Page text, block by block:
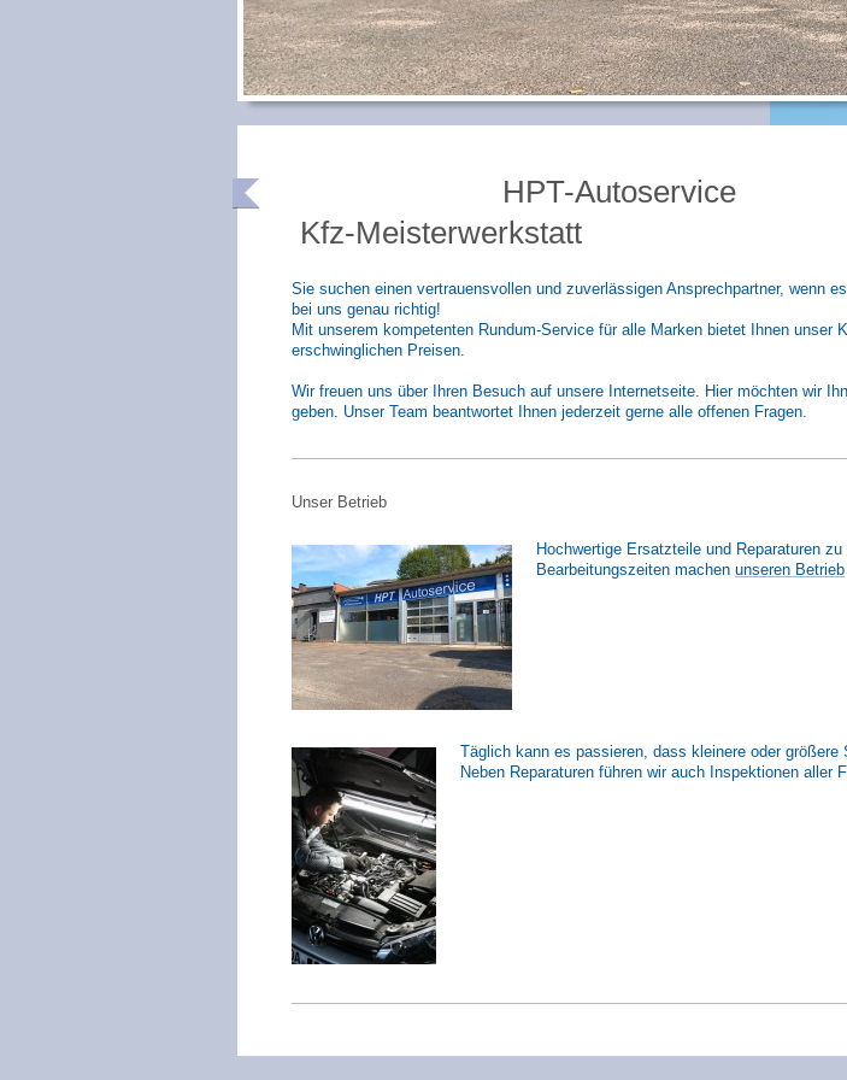
HPT-
Kfz-
Sie suchen einen vertrauensvollen und zuverlässigen Ansprechpartner, wenn
bei uns genau richtig!
Mit unserem kompetenten Rundum-Service für alle Marken bietet Ihnen
erschwinglichen Preisen.
Wir freuen uns über Ihren Besuch auf unsere Internetseite. Hier möchten wir
geben. Unser Team beantwortet Ihnen jederzeit gerne alle offenen Fragen.
Unser Betrieb
Hochwertige Ersatzteile und Reparaturen
Bearbeitungszeiten machen unseren Betrieb
Täglich kann es passieren, dass kleinere oder größere
Neben Reparaturen führen wir auch Inspektionen aller